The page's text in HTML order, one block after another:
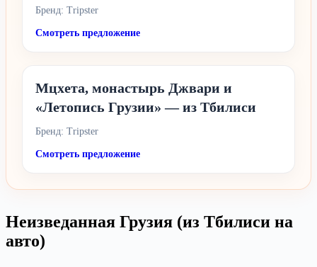
Бренд: Tripster
Смотреть предложение
Мцхета, монастырь Джвари и
«Летопись Грузии» — из Тбилиси
Бренд: Tripster
Смотреть предложение
Неизведанная Грузия (из Тбилиси на
авто)